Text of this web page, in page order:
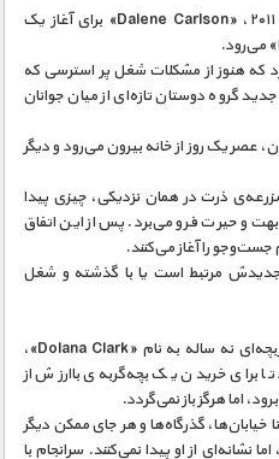
در تابستان سال ۲۰۱۱، «Dalene Carlson» برای آغاز یک
می‌رود.
که هنوز از مشکلات شغل پر استرسی که
گروه دوستان تازه‌ای از میان جوانان
عصر یک روز از خانه بیرون می‌رود و دیگر
ذرت در همان نزدیکی، چیزی پیدا
و حیرت فرو می‌برد. پس از این اتفاق
جست‌و‌جو را آغاز می‌کنند.
جدیدش مرتبط است یا با گذشته و شغل
در سال ۱۹۸۸، دختربچه‌‌ای نه ساله‌ به نام «Dolana Clark»،
برای خریدن یک بچه‌گربه‌‌ی باارزش از
اما هرگز باز نمی‌گردد.
خیابان‌ها، گذرگاه‌ها و هر جای ممکن دیگر
از او پیدا نمی‌کنند. سرانجام با